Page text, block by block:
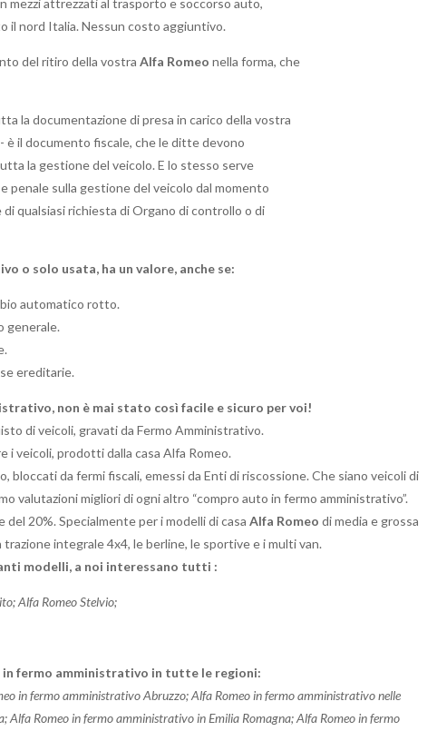
attrezzati al trasporto e soccorso auto,
il nord Italia. Nessun costo aggiuntivo.
del ritiro della vostraAlfa Romeo nella forma, che
la documentazione di presa in carico della vostra
è il documento fiscale, che le ditte devono
la gestione del veicolo. E lo stesso serve
penale sulla gestione del veicolo dal momento
qualsiasi richiesta di Organo di controllo o di
o solo usata, ha un valore, anche se:
automatico rotto.
generale.
ereditarie.
non è mai stato così facile e sicuro per voi!
di veicoli, gravati da Fermo Amministrativo.
i veicoli, prodotti dalla casa Alfa Romeo.
bloccati da fermi fiscali, emessi da Enti di riscossione. Che siano veicoli di
valutazioni migliori di ogni altro “compro auto in fermo amministrativo”.
20%. Specialmente per i modelli di casaAlfa Romeo di media e grossa
trazione integrale 4x4, le berline, le sportive e i multi van.
modelli, a noi interessano tutti :
Alfa Romeo Stelvio;
in fermo amministrativo in tutte le regioni:
in fermo amministrativo Abruzzo; Alfa Romeo in fermo amministrativo nelle
Alfa Romeo in fermo amministrativo in Emilia Romagna; Alfa Romeo in fermo